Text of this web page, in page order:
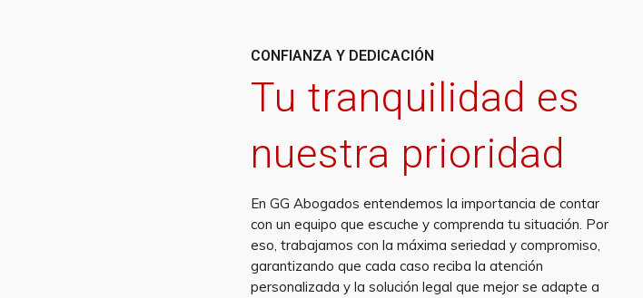
CONFIANZA Y DEDICACIÓN
Tu tranquilidad es
nuestra prioridad
En GG Abogados entendemos la importancia de contar
con un equipo que escuche y comprenda tu situación. Por
eso, trabajamos con la máxima seriedad y compromiso,
garantizando que cada caso reciba la atención
personalizada y la solución legal que mejor se adapte a